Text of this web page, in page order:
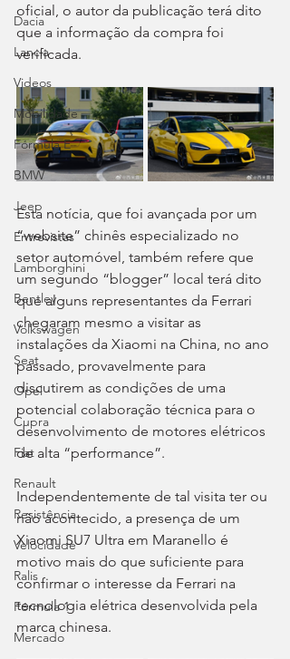
Dacia
Lancia
Videos
Mobilidade
Fórmula E
BMW
Jeep
Entrevistas
Lamborghini
Bentley
Volkswagen
Seat
Opel
Cupra
Fiat
Renault
Resistência
Velocidade
Ralis
Fórmula 1
Mercado
oficial, o autor da publicação terá dito
que a informação da compra foi
verificada.
Esta notícia, que foi avançada por um
“website” chinês especializado no
setor automóvel, também refere que
um segundo “blogger” local terá dito
que alguns representantes da Ferrari
chegaram mesmo a visitar as
instalações da Xiaomi na China, no ano
passado, provavelmente para
discutirem as condições de uma
potencial colaboração técnica para o
desenvolvimento de motores elétricos
de alta “performance”.
Independentemente de tal visita ter ou
não acontecido, a presença de um
Xiaomi SU7 Ultra em Maranello é
motivo mais do que suficiente para
confirmar o interesse da Ferrari na
tecnologia elétrica desenvolvida pela
marca chinesa.